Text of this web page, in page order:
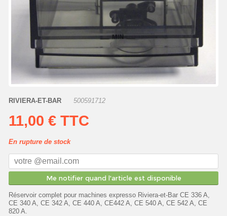
RIVIERA-ET-BAR 500591712
11,00 € TTC
En rupture de stock
Me notifier quand l'article est disponible
Réservoir complet pour machines expresso Riviera-et-Bar CE 336 A,
CE 340 A, CE 342 A, CE 440 A, CE442 A, CE 540 A, CE 542 A, CE
820 A.